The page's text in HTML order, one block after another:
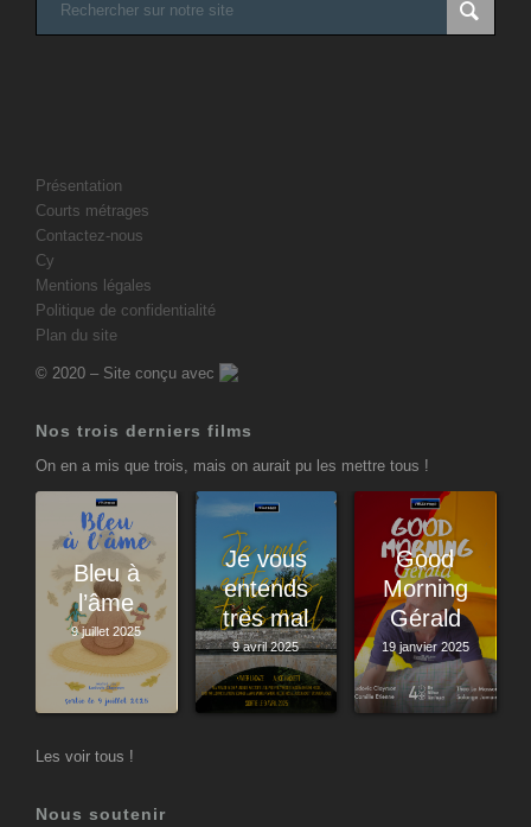
Présentation
Courts métrages
Contactez-nous
Cy
Mentions légales
Politique de confidentialité
Plan du site
© 2020 – Site conçu avec
Nos trois derniers films
On en a mis que trois, mais on aurait pu les mettre tous !
Bleu à
l’âme
9 juillet 2025
Je vous
entends
très mal
9 avril 2025
Good
Morning
Gérald
19 janvier 2025
Les voir tous !
Nous soutenir